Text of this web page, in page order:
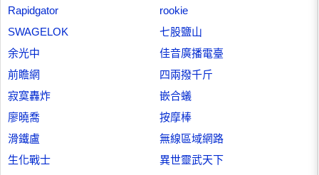
Rapidgator
rookie
SWAGELOK
七股鹽山
余光中
佳音廣播電臺
前瞻網
四兩撥千斤
寂寞轟炸
嵌合蟻
廖曉喬
按摩棒
滑鐵盧
無線區域網路
生化戰士
異世靈武天下